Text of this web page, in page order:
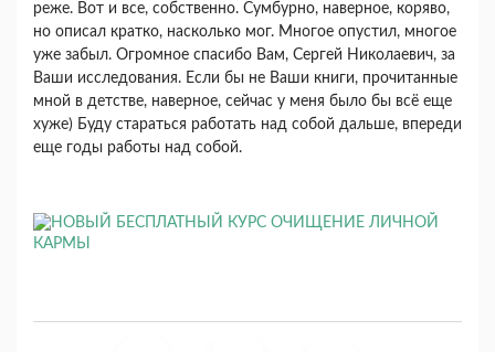
реже. Вот и все, собственно. Сумбурно, наверное, коряво,
но описал кратко, насколько мог. Многое опустил, многое
уже забыл. Огромное спасибо Вам, Сергей Николаевич, за
Ваши исследования. Если бы не Ваши книги, прочитанные
мной в детстве, наверное, сейчас у меня было бы всё еще
хуже) Буду стараться работать над собой дальше, впереди
еще годы работы над собой.